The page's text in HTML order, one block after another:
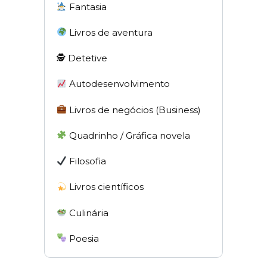
Fantasia
Livros de aventura
🕵 Detetive
Autodesenvolvimento
Livros de negócios (Business)
Quadrinho / Gráfica novela
Filosofia
Livros científicos
Culinária
Poesia